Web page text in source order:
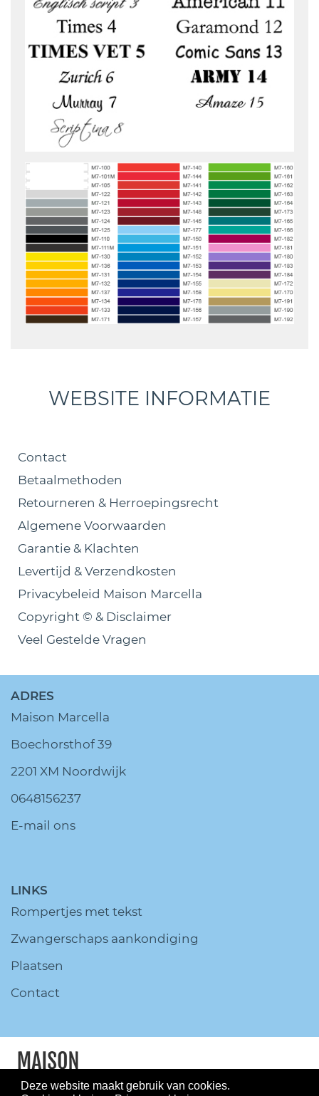
Deze website maakt gebruik van cookies.
WEBSITE INFORMATIE
Contact
Betaalmethoden
Retourneren & Herroepingsrecht
Algemene Voorwaarden
Garantie & Klachten
Levertijd & Verzendkosten
Privacybeleid Maison Marcella
Copyright © & Disclaimer
Veel Gestelde Vragen
ADRES
Maison Marcella
Boechorsthof 39
2201 XM Noordwijk
0648156237
E-mail ons
LINKS
Rompertjes met tekst
Zwangerschaps aankondiging
Plaatsen
Contact